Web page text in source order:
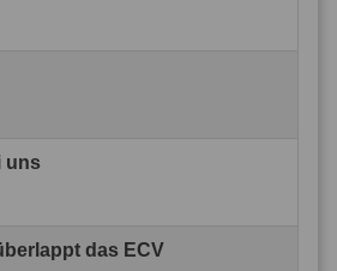
uns
das ECV